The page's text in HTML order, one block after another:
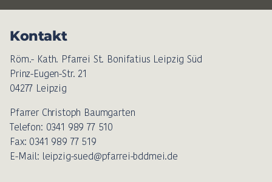
Kontakt
Röm.- Kath. Pfarrei St. Bonifatius Leipzig Süd
Prinz-Eugen-Str. 21
04277 Leipzig
Pfarrer Christoph Baumgarten
Telefon: 0341 989 77 510
Fax: 0341 989 77 519
E-Mail: leipzig-sued@pfarrei-bddmei.de